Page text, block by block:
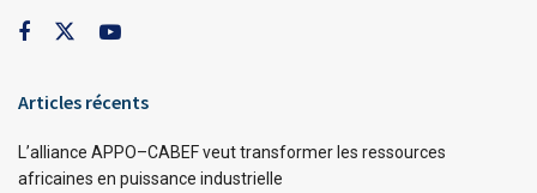
Articles récents
L’alliance APPO–CABEF veut transformer les ressources
africaines en puissance industrielle